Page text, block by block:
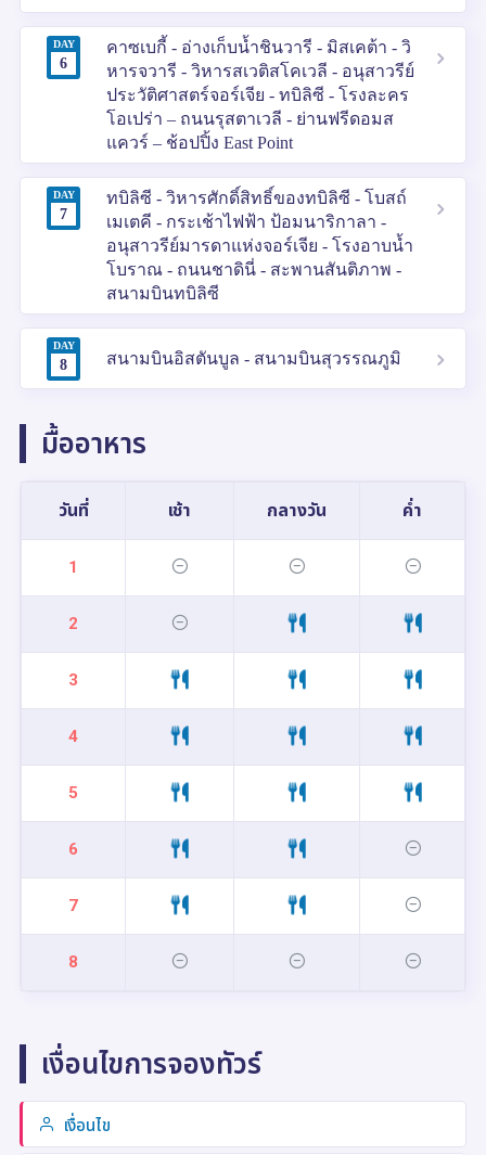
DAY
6
คาซเบกี้ - อ่างเก็บน้ำชินวารี - มิสเคต้า - วิ
หารจวารี - วิหารสเวติสโคเวลี - อนุสาวรีย์
ประวัติศาสตร์จอร์เจีย - ทบิลิซี - โรงละคร
โอเปร่า – ถนนรุสตาเวลี - ย่านฟรีดอมส
แควร์ – ช้อปปิ้ง East Point
DAY
7
ทบิลิซี - วิหารศักดิ์สิทธิ์ของทบิลิซี - โบสถ์
เมเตคี - กระเช้าไฟฟ้า ป้อมนาริกาลา -
อนุสาวรีย์มารดาแห่งจอร์เจีย - โรงอาบน้ำ
โบราณ - ถนนชาดินี่ - สะพานสันติภาพ -
สนามบินทบิลิซี
DAY
8 สนามบินอิสตันบูล - สนามบินสุวรรณภูมิ
มื้ออาหาร
วันที่ เช้า กลางวัน ค่ำ
1
2
3
4
5
6
7
8
เงื่อนไขการจองทัวร์
เงื่อนไข